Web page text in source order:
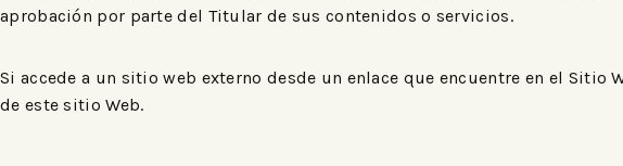
aprobación por parte del Titular de sus contenidos o servicios.
Si accede a un sitio web externo desde un enlace que encuentre en el
de este sitio Web.